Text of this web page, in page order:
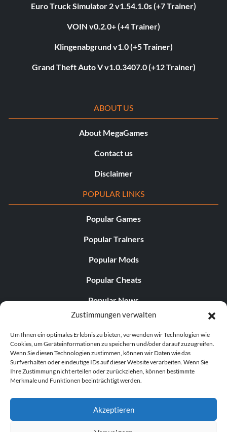
Zustimmungen verwalten
Um Ihnen ein optimales Erlebnis zu bieten, verwenden wir Technologien wie
Cookies, um Geräteinformationen zu speichern und/oder darauf zuzugreifen.
Wenn Sie diesen Technologien zustimmen, können wir Daten wie das
Surfverhalten oder eindeutige IDs auf dieser Website verarbeiten. Wenn Sie
Ihre Zustimmung nicht erteilen oder zurückziehen, können bestimmte
Merkmale und Funktionen beeinträchtigt werden.
Akzeptieren
Euro Truck Simulator 2 v1.54.1.0s (+7 Trainer)
VOIN v0.2.0+ (+4 Trainer)
Klingenabgrund v1.0 (+5 Trainer)
Grand Theft Auto V v1.0.3407.0 (+12 Trainer)
ABOUT US
About MegaGames
Contact us
Disclaimer
POPULAR LINKS
Popular Games
Popular Trainers
Popular Mods
Popular Cheats
Popular News
Popular Editorials
Popular Free Games
LATEST UPDATES